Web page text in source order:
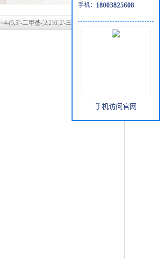
>4-(5,5''-二甲基-[2,2':6',2'-三吡啶]-4'-基)苯甲酸
手机： 18003825608
手机访问官网